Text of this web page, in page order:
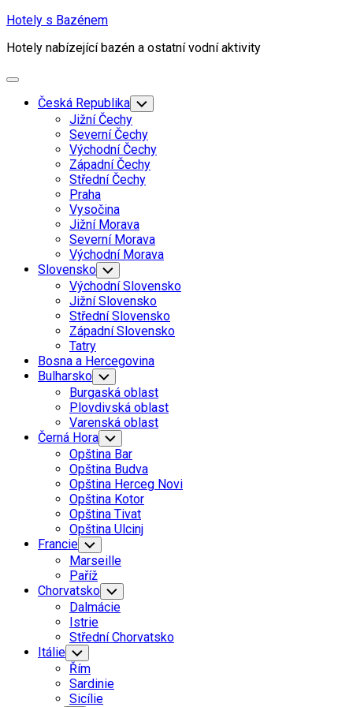
Skip
content
Hotely s Bazénem
Hotely nabízející bazén a ostatní vodní aktivity
Expand
Česká Republika Toggle
Child
Menu
Jižní Čechy
Severní Čechy
Východní Čechy
Západní Čechy
Střední Čechy
Praha
Vysočina
Jižní Morava
Severní Morava
Východní Morava
Current
Page
Parent
Slovensko Toggle
Child
Menu
Východní Slovensko
Jižní Slovensko
Střední Slovensko
Current
Page
Parent
Západní Slovensko
Tatry
Bosna a Hercegovina
Bulharsko Toggle
Child
Menu
Burgaská oblast
Plovdivská oblast
Varenská oblast
Černá Hora Toggle
Child
Menu
Opština Bar
Opština Budva
Opština Herceg Novi
Opština Kotor
Opština Tivat
Opština Ulcinj
Francie Toggle
Child
Menu
Marseille
Paříž
Chorvatsko Toggle
Child
Menu
Dalmácie
Istrie
Střední Chorvatsko
Itálie Toggle
Child
Menu
Řím
Sardinie
Sicílie